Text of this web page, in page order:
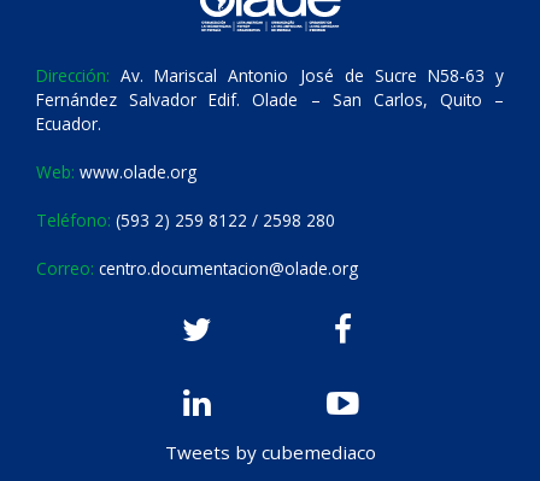
Dirección: Av. Mariscal Antonio José de Sucre N58-63 y
Fernández Salvador Edif. Olade – San Carlos, Quito –
Ecuador.
Web: www.olade.org
Teléfono: (593 2) 259 8122 / 2598 280
Correo: centro.documentacion@olade.org
Tweets by cubemediaco